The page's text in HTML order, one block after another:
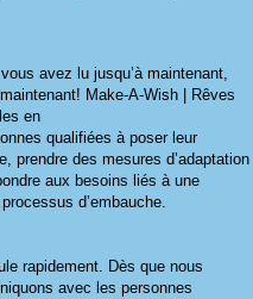
avez lu jusqu’à maintenant,
Make-A-Wish | Rêves
en
qualifiées à poser leur
prendre des mesures d’adaptation
aux besoins liés à une
d’embauche.
rapidement. Dès que nous
avec les personnes